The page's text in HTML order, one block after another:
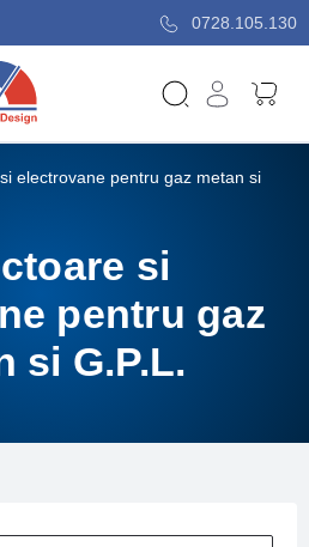
0728.105.130
electrovane pentru gaz metan si
si
pentru gaz
si G.P.L.